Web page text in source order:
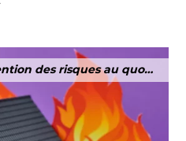
Prévention des risques au quotidien